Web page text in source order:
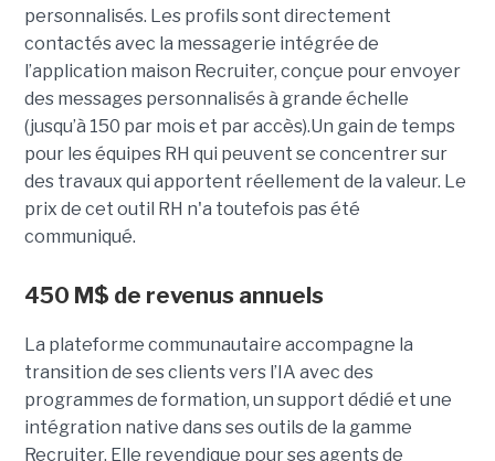
personnalisés. Les profils sont directement
contactés avec la messagerie intégrée de
l’application maison Recruiter, conçue pour envoyer
des messages personnalisés à grande échelle
(jusqu’à 150 par mois et par accès).Un gain de temps
pour les équipes RH qui peuvent se concentrer sur
des travaux qui apportent réellement de la valeur. Le
prix de cet outil RH n'a toutefois pas été
communiqué.
450 M$ de revenus annuels
La plateforme communautaire accompagne la
transition de ses clients vers l’IA avec des
programmes de formation, un support dédié et une
intégration native dans ses outils de la gamme
Recruiter. Elle revendique pour ses agents de